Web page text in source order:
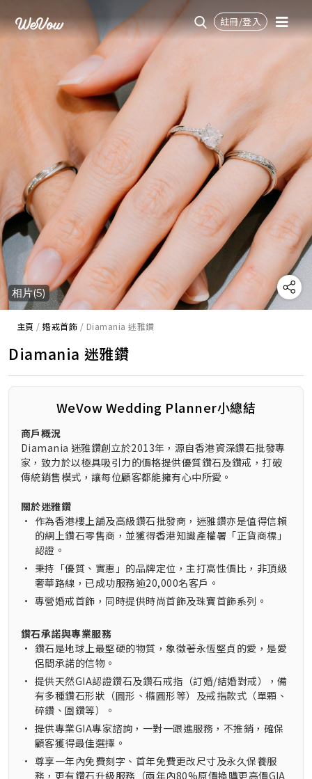
註冊/登入
相片(5)
主頁 /婚戒首飾 / Diamania 迷雅鑽
Diamania 迷雅鑽
WeVow Wedding Planner小總結
商戶概況
Diamania 迷雅鑽創立於2013年，源自香港資深鑽石批發專
家，致力於以極具吸引力的價格提供優質鑽石及鑽戒，打破
傳統銷售模式，讓每位顧客都能擁有心中所愛。
關於迷雅鑽
• 作為香港樓上舖及高級鑽石批發商，迷雅鑽亦是值得信賴
的網上鑽石零售商，並獲得香港知識產權署「正貨商標」
認證。
• 秉持「優質、實惠」的品牌定位，主打高性價比，非頂級
奢華路線，已成功服務逾20,000名客戶。
• 專營婚戒首飾，同時提供時尚首飾及珠寶首飾系列。
鑽石承諾與專業服務
• 鑽石是地球上最堅硬的物質，象徵著永恆堅貞的愛，是愛
侶間承諾的信物。
• 提供天然GIA認證鑽石及鑽石戒指（訂婚/結婚對戒），備
有多種鑽石形狀（圓形、橢圓形等）及戒指款式（單顆、
碎鑽、圍鑽等）。
• 提供專業GIA專家諮詢，一對一跟進服務，不推銷，確保
顧客獲得最佳選擇。
• 尊享一年內免費刻字、首年免費更改尺寸及永久保養服
務，更有鑽石升級服務（兩年內80%原價換購更高價GIA